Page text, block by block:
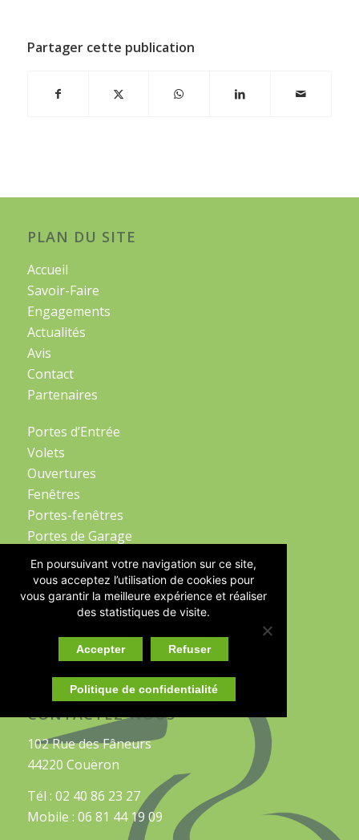
Partager cette publication
PLAN DU SITE
Accueil
Savoir-Faire
Engagements
Actualités
Avis
Contact
Partenaires
Portes d’Entrée
Volets
Ouvertures
Fenêtres
Portes-fenêtres
Portes de Garage
Stores
Stores Intérieurs
Stores extérieurs
Portails et Clôtures
Garde-Corps
CONTACTEZ-NOUS
102 Rue des Fâneurs
44220 Couëron
Tél : 02 40 86 23 27
Mobile : 06 81 44 19 09
En poursuivant votre navigation sur ce site,
vous acceptez l’utilisation de cookies pour
vous garantir la meilleure expérience et réaliser
des statistiques de visite.
Accepter Refuser
Politique de confidentialité